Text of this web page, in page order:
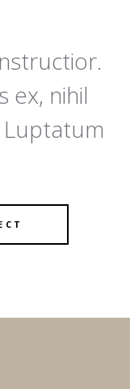
ex, nihil